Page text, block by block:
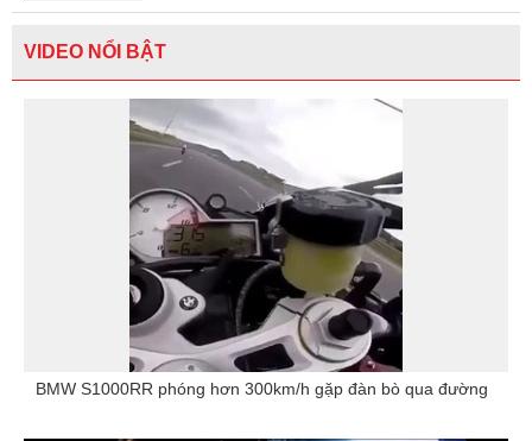
VIDEO NỔI BẬT
BMW S1000RR phóng hơn 300km/h gặp đàn bò qua đường